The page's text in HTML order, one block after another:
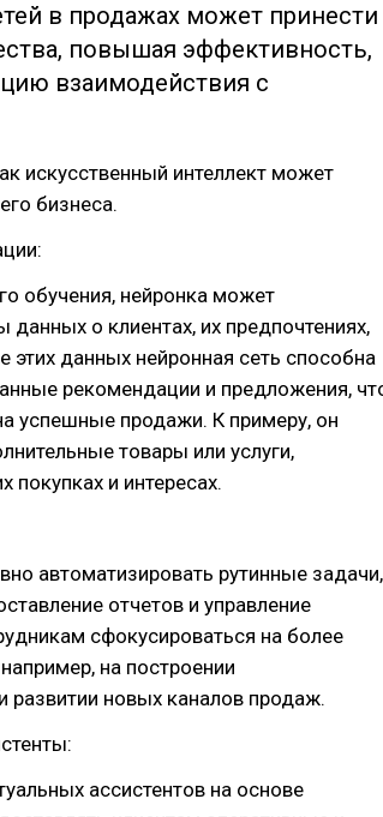
в продажах может принести
повышая эффективность,
взаимодействия с
искусственный интеллект может
бизнеса.
обучения, нейронка может
о клиентах, их предпочтениях,
этих данных нейронная сеть способна
рекомендации и предложения,
успешные продажи. К примеру, он
товары или услуги,
и интересах.
автоматизировать рутинные задачи,
отчетов и управление
сфокусироваться на более
на построении
развитии новых каналов продаж.
ассистентов на основе